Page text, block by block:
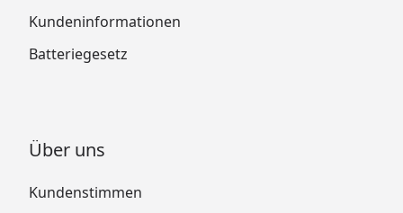
Kundeninformationen
Batteriegesetz
Über uns
Kundenstimmen